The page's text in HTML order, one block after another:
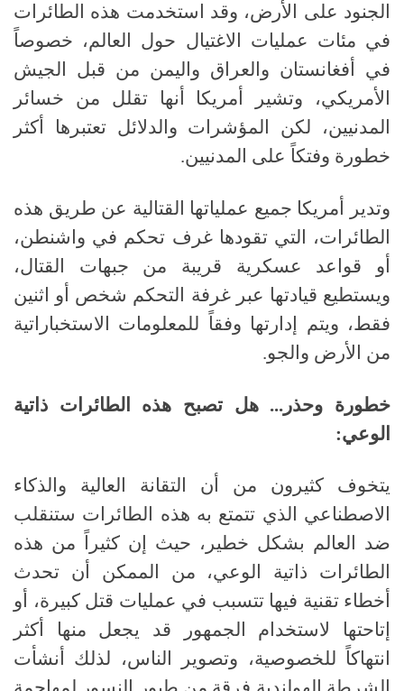
الجنود على الأرض، وقد استخدمت هذه الطائرات
في مئات عمليات الاغتيال حول العالم، خصوصاً
في أفغانستان والعراق واليمن من قبل الجيش
الأمريكي، وتشير أمريكا أنها تقلل من خسائر
المدنيين، لكن المؤشرات والدلائل تعتبرها أكثر
خطورة وفتكاً على المدنيين.
وتدير أمريكا جميع عملياتها القتالية عن طريق هذه
الطائرات، التي تقودها غرف تحكم في واشنطن،
أو قواعد عسكرية قريبة من جبهات القتال،
ويستطيع قيادتها عبر غرفة التحكم شخص أو اثنين
فقط، ويتم إدارتها وفقاً للمعلومات الاستخباراتية
من الأرض والجو.
خطورة وحذر... هل تصبح هذه الطائرات ذاتية
الوعي:
يتخوف كثيرون من أن التقانة العالية والذكاء
الاصطناعي الذي تتمتع به هذه الطائرات ستنقلب
ضد العالم بشكل خطير، حيث إن كثيراً من هذه
الطائرات ذاتية الوعي، من الممكن أن تحدث
أخطاء تقنية فيها تتسبب في عمليات قتل كبيرة، أو
إتاحتها لاستخدام الجمهور قد يجعل منها أكثر
انتهاكاً للخصوصية، وتصوير الناس، لذلك أنشأت